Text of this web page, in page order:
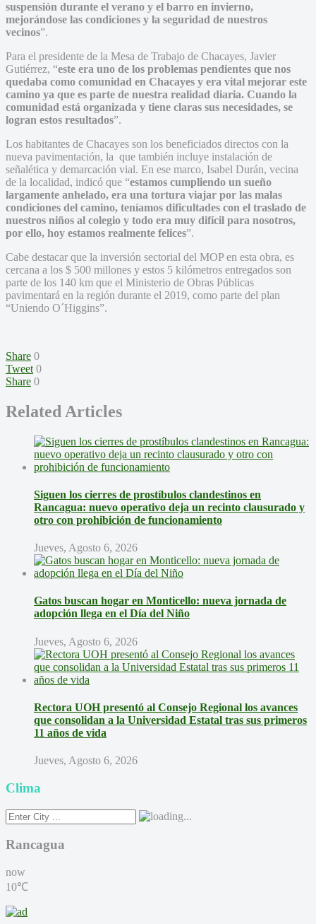
suspensión durante el verano y el barro en invierno,
mejorándose las condiciones y la seguridad de nuestros
vecinos”.
Para el presidente de la Mesa de Trabajo de Chacayes, Javier
Gutiérrez, “este era uno de los problemas pendientes que nos
quedaba como comunidad en Chacayes y era vital mejorar este
camino ya que es parte de nuestra realidad diaria. Cuando la
comunidad está organizada y tiene claras sus necesidades, se
logran estos resultados”.
Los habitantes de Chacayes son los beneficiados directos con la
nueva pavimentación, la que también incluye instalación de
señalética y demarcación vial. En ese marco, Isabel Durán, vecina
de la localidad, indicó que “estamos cumpliendo un sueño
largamente anhelado, era una tortura viajar por las malas
condiciones del camino, teníamos dificultades con el traslado de
nuestros niños al colegio y todo era muy difícil para nosotros,
por ello, hoy estamos realmente felices”.
Cabe destacar que la inversión sectorial del MOP en esta obra, es
cercana a los $ 500 millones y estos 5 kilómetros entregados son
parte de los 140 km que el Ministerio de Obras Públicas
pavimentará en la región durante el 2019, como parte del plan
“Uniendo O´Higgins”.
Share 0
Tweet 0
Share 0
Related Articles
Siguen los cierres de prostíbulos clandestinos en
Rancagua: nuevo operativo deja un recinto clausurado y
otro con prohibición de funcionamiento
Jueves, Agosto 6, 2026
Gatos buscan hogar en Monticello: nueva jornada de
adopción llega en el Día del Niño
Jueves, Agosto 6, 2026
Rectora UOH presentó al Consejo Regional los avances
que consolidan a la Universidad Estatal tras sus primeros
11 años de vida
Jueves, Agosto 6, 2026
Clima
Rancagua
now
10℃